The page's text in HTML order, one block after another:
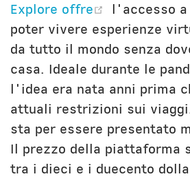
Explore offre
(opens
l'accesso
poter vivere esperienze
da tutto il mondo senza
casa. Ideale durante le
l'idea era nata anni prima
attuali restrizioni sui
sta per essere presentato
Il prezzo della piattaforma
tra i dieci e i duecento